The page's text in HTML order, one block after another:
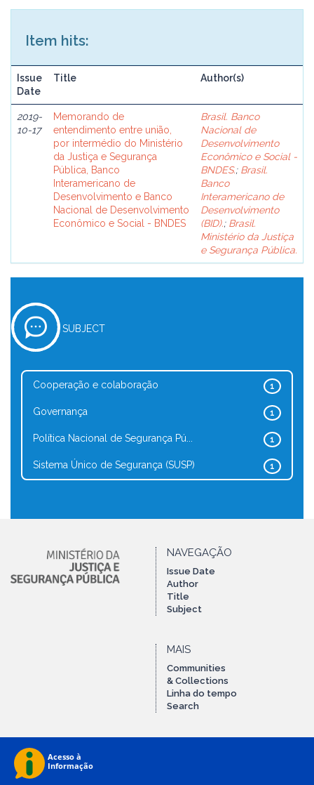
Item hits:
Issue
Date
Title Author(s)
2019-
10-17
Memorando de
entendimento entre união,
por intermédio do Ministério
da Justiça e Segurança
Pública, Banco
Interamericano de
Desenvolvimento e Banco
Nacional de Desenvolvimento
Econômico e Social - BNDES
Brasil. Banco
Nacional de
Desenvolvimento
Econômico e Social -
BNDES.; Brasil.
Banco
Interamericano de
Desenvolvimento
(BID).; Brasil.
Ministério da Justiça
e Segurança Pública.
SUBJECT
1
Cooperação e colaboração
1
Governança
1
Política Nacional de Segurança Pú...
1
Sistema Único de Segurança (SUSP)
NAVEGAÇÃO
Issue Date
Author
Title
Subject
MAIS
Communities
& Collections
Linha do tempo
Search